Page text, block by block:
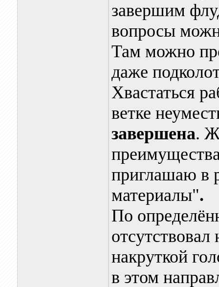
завершим
вопросы
Там можно
даже
Хвастаться
ветке
завершена.
приглашаю в
материалы".
По
накруткой
в этом